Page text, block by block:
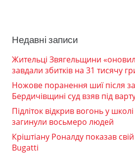
Недавні записи
Жительці Звягельщини
завдали збитків на 31 тисячу
Ножове поранення шиї після
Бердичівщині суд взяв під
Підліток відкрив вогонь у
загинули восьмеро людей
Кріштіану Роналду показав
Bugatti